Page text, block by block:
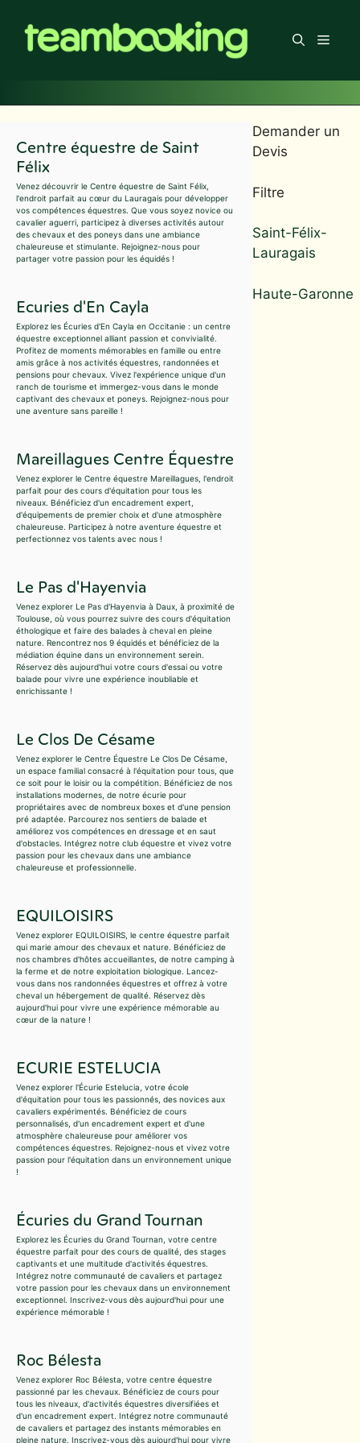
contenu
Menu
Centre équestre de Saint
Félix
Venez découvrir le Centre équestre de Saint Félix,
l'endroit parfait au cœur du Lauragais pour développer
vos compétences équestres. Que vous soyez novice ou
cavalier aguerri, participez à diverses activités autour
des chevaux et des poneys dans une ambiance
chaleureuse et stimulante. Rejoignez-nous pour
partager votre passion pour les équidés !
Ecuries d'En Cayla
Explorez les Écuries d'En Cayla en Occitanie : un centre
équestre exceptionnel alliant passion et convivialité.
Profitez de moments mémorables en famille ou entre
amis grâce à nos activités équestres, randonnées et
pensions pour chevaux. Vivez l'expérience unique d'un
ranch de tourisme et immergez-vous dans le monde
captivant des chevaux et poneys. Rejoignez-nous pour
une aventure sans pareille !
Mareillagues Centre Équestre
Venez explorer le Centre équestre Mareillagues, l'endroit
parfait pour des cours d'équitation pour tous les
niveaux. Bénéficiez d'un encadrement expert,
d'équipements de premier choix et d'une atmosphère
chaleureuse. Participez à notre aventure équestre et
perfectionnez vos talents avec nous !
Le Pas d'Hayenvia
Venez explorer Le Pas d'Hayenvia à Daux, à proximité de
Toulouse, où vous pourrez suivre des cours d'équitation
éthologique et faire des balades à cheval en pleine
nature. Rencontrez nos 9 équidés et bénéficiez de la
médiation équine dans un environnement serein.
Réservez dès aujourd'hui votre cours d'essai ou votre
balade pour vivre une expérience inoubliable et
enrichissante !
Le Clos De Césame
Venez explorer le Centre Équestre Le Clos De Césame,
un espace familial consacré à l'équitation pour tous, que
ce soit pour le loisir ou la compétition. Bénéficiez de nos
installations modernes, de notre écurie pour
propriétaires avec de nombreux boxes et d'une pension
pré adaptée. Parcourez nos sentiers de balade et
améliorez vos compétences en dressage et en saut
d'obstacles. Intégrez notre club équestre et vivez votre
passion pour les chevaux dans une ambiance
chaleureuse et professionnelle.
EQUILOISIRS
Venez explorer EQUILOISIRS, le centre équestre parfait
qui marie amour des chevaux et nature. Bénéficiez de
nos chambres d'hôtes accueillantes, de notre camping à
la ferme et de notre exploitation biologique. Lancez-
vous dans nos randonnées équestres et offrez à votre
cheval un hébergement de qualité. Réservez dès
aujourd'hui pour vivre une expérience mémorable au
cœur de la nature !
ECURIE ESTELUCIA
Venez explorer l'Écurie Estelucia, votre école
d'équitation pour tous les passionnés, des novices aux
cavaliers expérimentés. Bénéficiez de cours
personnalisés, d'un encadrement expert et d'une
atmosphère chaleureuse pour améliorer vos
compétences équestres. Rejoignez-nous et vivez votre
passion pour l'équitation dans un environnement unique
!
Écuries du Grand Tournan
Explorez les Écuries du Grand Tournan, votre centre
équestre parfait pour des cours de qualité, des stages
captivants et une multitude d'activités équestres.
Intégrez notre communauté de cavaliers et partagez
votre passion pour les chevaux dans un environnement
exceptionnel. Inscrivez-vous dès aujourd'hui pour une
expérience mémorable !
Roc Bélesta
Venez explorer Roc Bélesta, votre centre équestre
passionné par les chevaux. Bénéficiez de cours pour
tous les niveaux, d'activités équestres diversifiées et
d'un encadrement expert. Intégrez notre communauté
de cavaliers et partagez des instants mémorables en
pleine nature. Inscrivez-vous dès aujourd'hui pour vivre
Demander un
Devis
Filtre
Saint-Félix-
Lauragais
Haute-Garonne